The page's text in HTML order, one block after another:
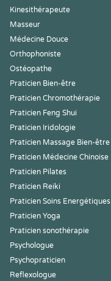
Kinesithérapeute
Masseur
Médecine Douce
Orthophoniste
Ostéopathe
Praticien Bien-être
Praticien Chromothérapie
Praticien Feng Shui
Praticien Iridologie
Praticien Massage Bien-être
Praticien Médecine Chinoise
Praticien Pilates
Praticien Reiki
Praticien Soins Energétiques
Praticien Yoga
Praticien sonothérapie
Psychologue
Psychopraticien
Reflexologue